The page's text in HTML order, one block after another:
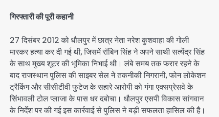
गिरफ्तारी की पूरी कहानी
27 दिसंबर 2012 को धौलपुर में छात्र नेता नरेश कुशवाहा की गोली
मारकर हत्या कर दी गई थी, जिसमें रॉबिन सिंह ने अपने साथी सत्येंद्र सिंह
के साथ मुख्य शूटर की भूमिका निभाई थी। लंबे समय तक फरार रहने के
बाद राजस्थान पुलिस की साइबर सेल ने तकनीकी निगरानी, फोन लोकेशन
ट्रैकिंग और सीसीटीवी फुटेज के सहारे आरोपी को गंगा एक्सप्रेसवे के
सिंभावली टोल प्लाजा के पास धर दबोचा। धौलपुर एसपी विकास सांगवान
के निर्देश पर की गई इस कार्रवाई से पुलिस ने बड़ी सफलता हासिल की है।